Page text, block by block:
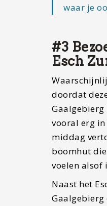
waar je
#3
Esch
doordat
vooral erg
middag
boomhut
voelen alsof
Naast het